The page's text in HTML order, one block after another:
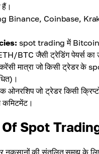
Binance, Coinbase,
spot trading में Bitcoin
BTC जैसी ट्रेडिंग पेयर्स का
मात्रा जो किसी ट्रेडर
ओनरशिप जो ट्रेडर किसी
कमिटमेंट।
Spot
की संतुलित समझ के लिए